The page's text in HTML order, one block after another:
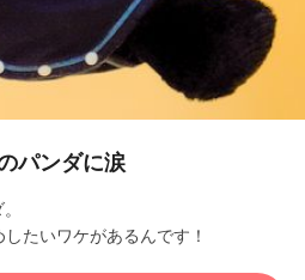
V
i
e
パンダに涙
たいワケがあるんです！